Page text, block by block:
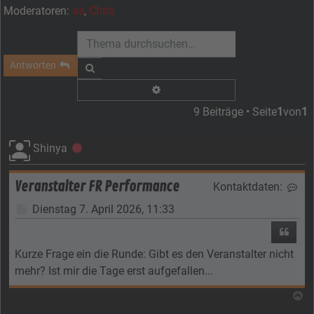
Moderatoren: as, Chris
Antworten
9 Beiträge • Seite1von1
Shinya Offline
Veranstalter FR Performance Kontaktdaten:
Beitrag
Dienstag 7. April 2026, 11:33
Kurze Frage ein die Runde: Gibt es den Veranstalter nicht
mehr? Ist mir die Tage erst aufgefallen...